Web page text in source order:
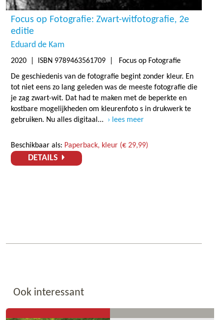
Focus op Fotografie: Zwart-witfotografie, 2e
editie
Eduard de Kam
2020 | ISBN 9789463561709 | Focus op Fotografie
De geschiedenis van de fotografie begint zonder kleur. En
tot niet eens zo lang geleden was de meeste fotografie die
je zag zwart-wit. Dat had te maken met de beperkte en
kostbare mogelijkheden om kleurenfoto s in drukwerk te
gebruiken. Nu alles digitaal...
lees meer
Beschikbaar als: Paperback, kleur (€ 29,99)
DETAILS
Ook interessant